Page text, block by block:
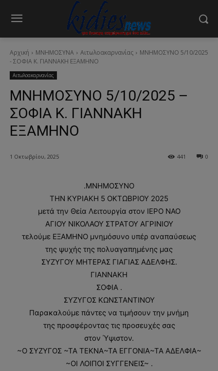
Αρχική ΜΝΗΜΟΣΥΝΑ Αιτωλοακαρνανίας
ΜΝΗΜΟΣΥΝΟ 5/10/2025
- ΣΟΦΙΑ Κ. ΓΙΑΝΝΑΚΗ ΕΞΑΜΗΝΟ
Αιτωλοακαρνανίας
ΜΝΗΜΟΣΥΝΟ 5/10/2025 –
ΣΟΦΙΑ Κ. ΓΙΑΝΝΑΚΗ
ΕΞΑΜΗΝΟ
1 Οκτωβρίου, 2025 0
441
.ΜΝΗΜΟΣΥΝΟ
ΤΗΝ ΚΥΡΙΑΚΗ 5 ΟΚΤΩΒΡΙΟΥ 2025
μετά την Θεία Λειτουργία στον ΙΕΡΟ ΝΑΟ
ΑΓΙΟΥ ΝΙΚΟΛΑΟΥ ΣΤΡΑΤΟΥ ΑΓΡΙΝΙΟΥ
τελούμε ΕΞΑΜΗΝΟ μνημόσυνο υπέρ αναπαύσεως
της ψυχής της πολυαγαπημένης μας
ΣΥΖΥΓΟΥ ΜΗΤΕΡΑΣ ΓΙΑΓΙΑΣ ΑΔΕΛΦΗΣ.
ΓΙΑΝΝΑΚΗ
ΣΟΦΙΑ .
ΣΥΖΥΓΟΣ ΚΩΝΣΤΑΝΤΙΝΟΥ
Παρακαλούμε πάντες να τιμήσουν την μνήμη
της προσφέροντας τις προσευχές σας
στον Ύψιστον.
~Ο ΣΥΖΥΓΟΣ ~ΤΑ ΤΕΚΝΑ~ΤΑ ΕΓΓΟΝΙΑ~ΤΑ ΑΔΕΛΦΙΑ~
~ΟΙ ΛΟΙΠΟΙ ΣΥΓΓΕΝΕΙΣ~ .